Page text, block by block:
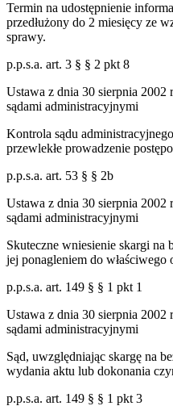
Termin na udostępnienie
przedłużony do 2 miesięcy ze
sprawy.
p.p.s.a. art. 3 § § 2 pkt 8
Ustawa z dnia 30 sierpnia 2002
sądami administracyjnymi
Kontrola sądu
przewlekłe prowadzenie
p.p.s.a. art. 53 § § 2b
Ustawa z dnia 30 sierpnia 2002
sądami administracyjnymi
Skuteczne wniesienie skargi na
jej ponagleniem do właściwego
p.p.s.a. art. 149 § § 1 pkt 1
Ustawa z dnia 30 sierpnia 2002
sądami administracyjnymi
Sąd, uwzględniając skargę na
wydania aktu lub dokonania
p.p.s.a. art. 149 § § 1 pkt 3